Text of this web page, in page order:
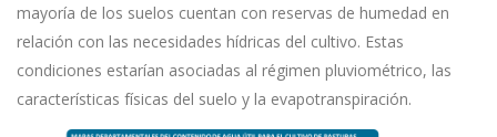
mayoría de los suelos cuentan con reservas de humedad en
relación con las necesidades hídricas del cultivo. Estas
condiciones estarían asociadas al régimen pluviométrico, las
características físicas del suelo y la evapotranspiración.